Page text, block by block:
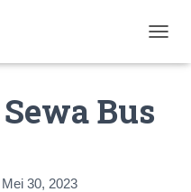
O
Bus
Mei 30, 2023